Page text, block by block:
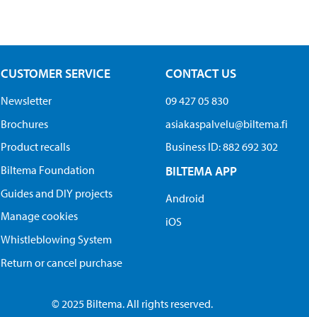
CUSTOMER SERVICE
Newsletter
Brochures
Product recalls
Biltema Foundation
Guides and DIY projects
Manage cookies
Whistleblowing System
Return or cancel purchase
CONTACT US
09 427 05 830
asiakaspalvelu@biltema.fi
Business ID:​ 882 692 302
BILTEMA APP
Android
iOS
© 2025 Biltema. All rights reserved.